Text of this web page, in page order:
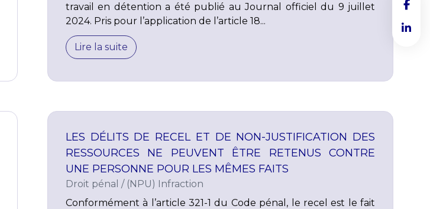
travail en détention a été publié au Journal officiel du 9 juillet
2024. Pris pour l’application de l’article 18...
Lire la suite
LES DÉLITS DE RECEL ET DE NON-JUSTIFICATION DES
RESSOURCES NE PEUVENT ÊTRE RETENUS CONTRE
UNE PERSONNE POUR LES MÊMES FAITS
Droit pénal / (NPU) Infraction
Conformément à l’article 321-1 du Code pénal, le recel est le fait